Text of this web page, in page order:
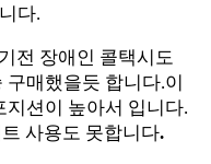
다.
전 장애인 콜택시도
매했을듯 합니다.이
지션이 높아서 입니다.
사용도 못합니다.